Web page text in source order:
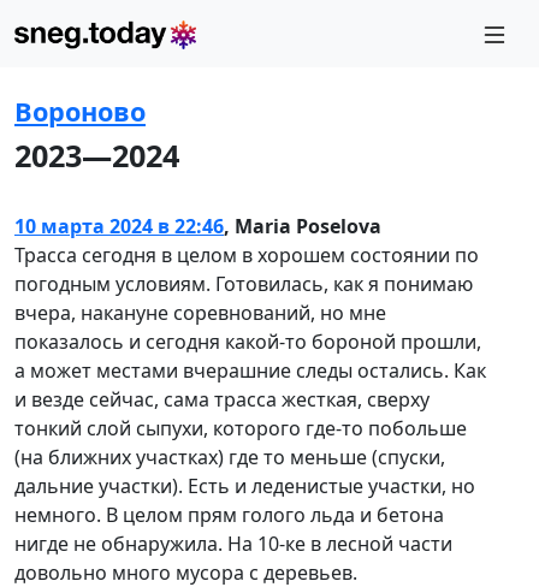
Вороново
2023—2024
10 марта 2024 в 22:46, Maria Poselova
Трасса сегодня в целом в хорошем состоянии по
погодным условиям. Готовилась, как я понимаю
вчера, накануне соревнований, но мне
показалось и сегодня какой-то бороной прошли,
а может местами вчерашние следы остались. Как
и везде сейчас, сама трасса жесткая, сверху
тонкий слой сыпухи, которого где-то побольше
(на ближних участках) где то меньше (спуски,
дальние участки). Есть и леденистые участки, но
немного. В целом прям голого льда и бетона
нигде не обнаружила. На 10-ке в лесной части
довольно много мусора с деревьев.